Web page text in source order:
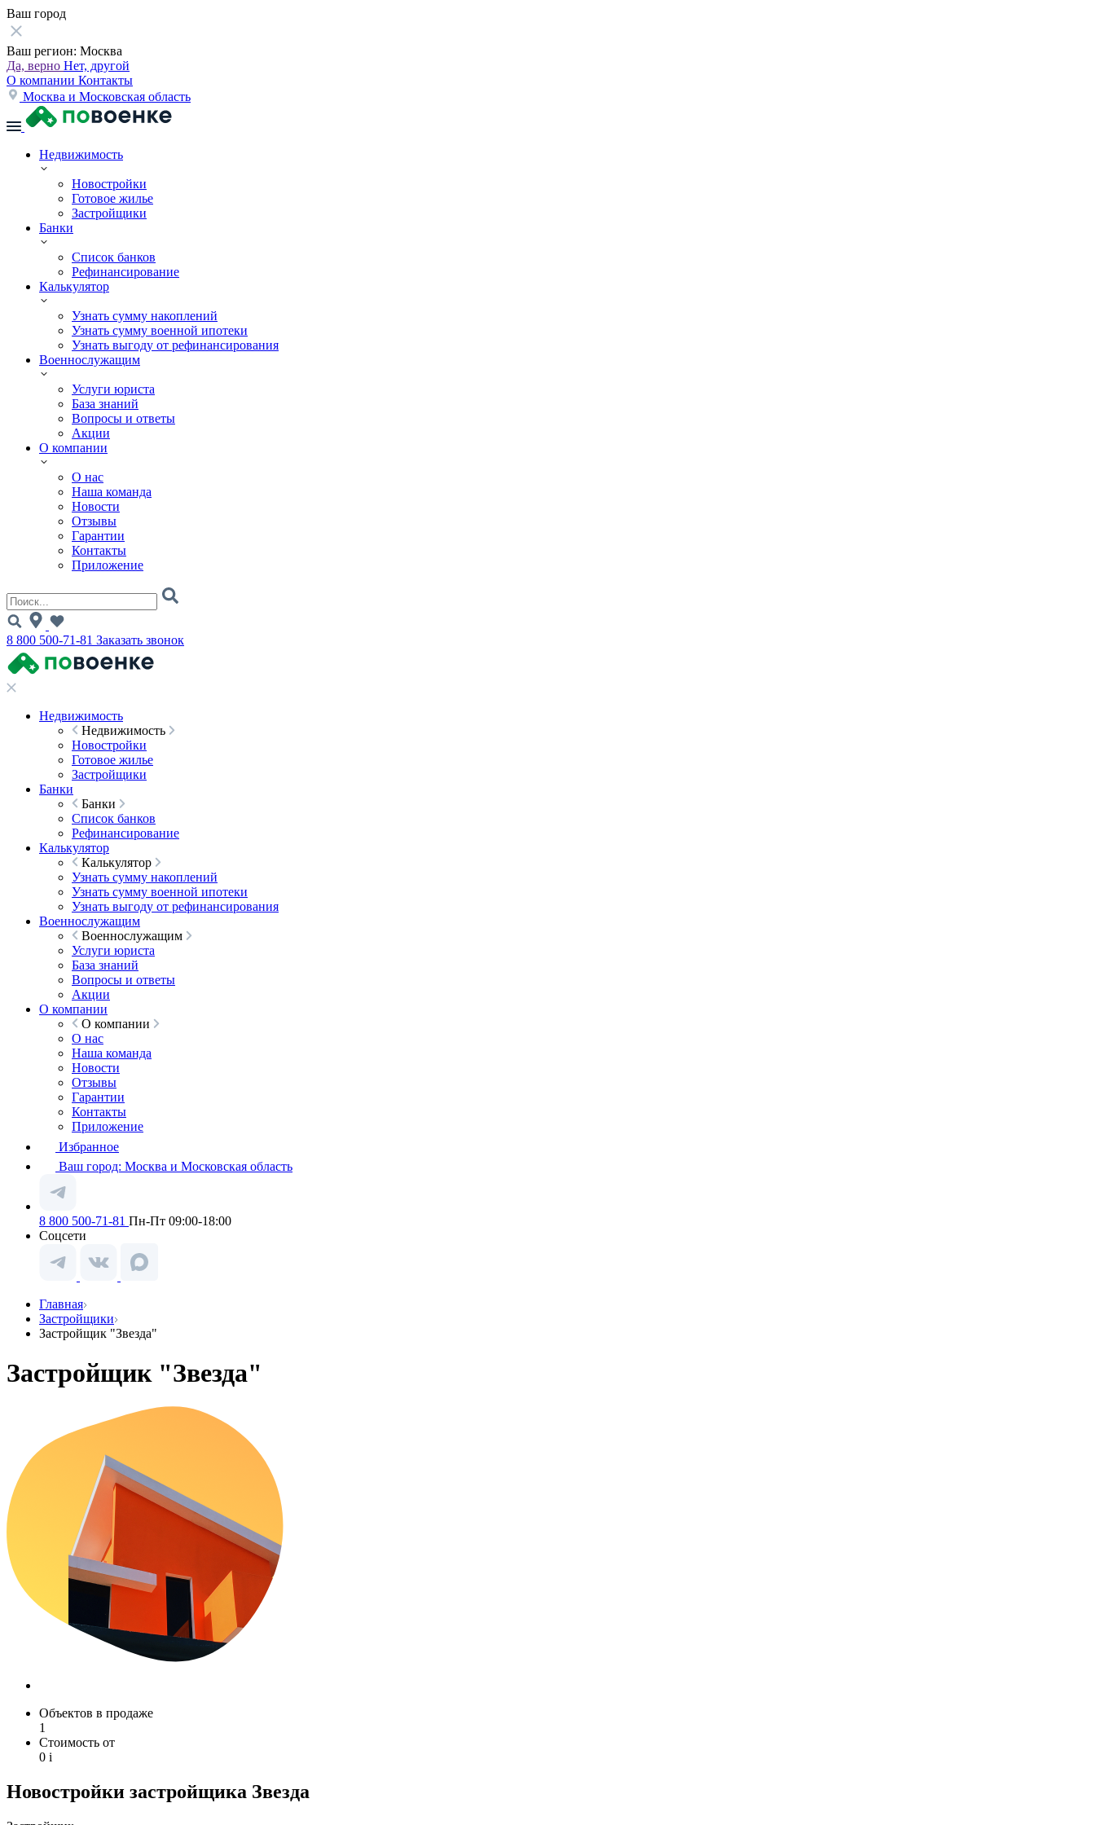
Ваш город
Ваш регион: Москва
Да, верно Нет, другой
О компании Контакты
Москва и Московская область
Недвижимость
Новостройки
Готовое жилье
Застройщики
Банки
Список банков
Рефинансирование
Калькулятор
Узнать сумму накоплений
Узнать сумму военной ипотеки
Узнать выгоду от рефинансирования
Военнослужащим
Услуги юриста
База знаний
Вопросы и ответы
Акции
О компании
О нас
Наша команда
Новости
Отзывы
Гарантии
Контакты
Приложение
8 800 500-71-81 Заказать звонок
Недвижимость
Недвижимость
Новостройки
Готовое жилье
Застройщики
Банки
Банки
Список банков
Рефинансирование
Калькулятор
Калькулятор
Узнать сумму накоплений
Узнать сумму военной ипотеки
Узнать выгоду от рефинансирования
Военнослужащим
Военнослужащим
Услуги юриста
База знаний
Вопросы и ответы
Акции
О компании
О компании
О нас
Наша команда
Новости
Отзывы
Гарантии
Контакты
Приложение
Избранное
Ваш город: Москва и Московская область
8 800 500-71-81 Пн-Пт 09:00-18:00
Соцсети
Главная
Застройщики
Застройщик "Звезда"
Застройщик "Звезда"
Объектов в продаже
1
Стоимость от
0 i
Новостройки застройщика Звезда